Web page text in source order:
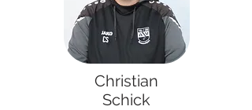
Christian
Schick